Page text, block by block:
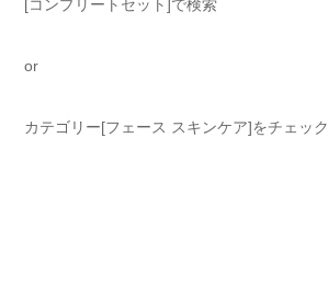
[コンプリートセット]で検索
or
カテゴリー[フェース スキンケア]をチェック